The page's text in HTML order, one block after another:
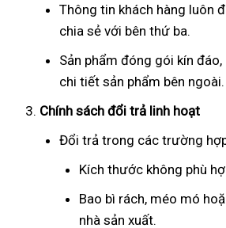
Thông tin khách hàng luôn
chia sẻ với bên thứ ba.
Sản phẩm đóng gói kín
chi tiết sản phẩm bên ngoài.
Chính sách đổi trả linh hoạt
Đổi trả trong các trường
Kích thước không phù
Bao bì rách, méo mó
nhà sản xuất.